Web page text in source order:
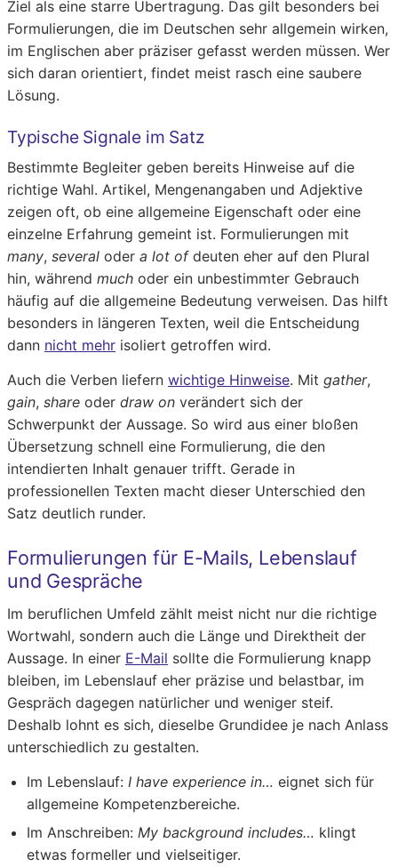
Ziel als eine starre Übertragung. Das gilt besonders bei
Formulierungen, die im Deutschen sehr allgemein wirken,
im Englischen aber präziser gefasst werden müssen. Wer
sich daran orientiert, findet meist rasch eine saubere
Lösung.
Typische Signale im Satz
Bestimmte Begleiter geben bereits Hinweise auf die
richtige Wahl. Artikel, Mengenangaben und Adjektive
zeigen oft, ob eine allgemeine Eigenschaft oder eine
einzelne Erfahrung gemeint ist. Formulierungen mit
many, several oder a lot ofdeuten eher auf den Plural
hin, während much oder ein unbestimmter Gebrauch
häufig auf die allgemeine Bedeutung verweisen. Das hilft
besonders in längeren Texten, weil die Entscheidung
dann nicht mehr isoliert getroffen wird.
Auch die Verben liefern wichtige Hinweise. Mit gather,
gain, share oder draw on verändert sich der
Schwerpunkt der Aussage. So wird aus einer bloßen
Übersetzung schnell eine Formulierung, die den
intendierten Inhalt genauer trifft. Gerade in
professionellen Texten macht dieser Unterschied den
Satz deutlich runder.
Formulierungen für E-Mails, Lebenslauf
und Gespräche
Im beruflichen Umfeld zählt meist nicht nur die richtige
Wortwahl, sondern auch die Länge und Direktheit der
Aussage. In einer E-Mail sollte die Formulierung knapp
bleiben, im Lebenslauf eher präzise und belastbar, im
Gespräch dagegen natürlicher und weniger steif.
Deshalb lohnt es sich, dieselbe Grundidee je nach Anlass
unterschiedlich zu gestalten.
Im Lebenslauf: I have experience in… eignet sich für
allgemeine Kompetenzbereiche.
Im Anschreiben: My background includes… klingt
etwas formeller und vielseitiger.